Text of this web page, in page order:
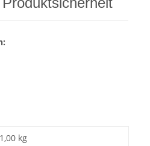
1,00 kg